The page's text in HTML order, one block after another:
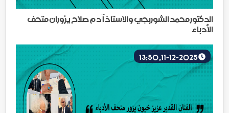
الدكتور محمد الشوربجي والاستاذ آدم صلاح يزوران متحف
الأدباء